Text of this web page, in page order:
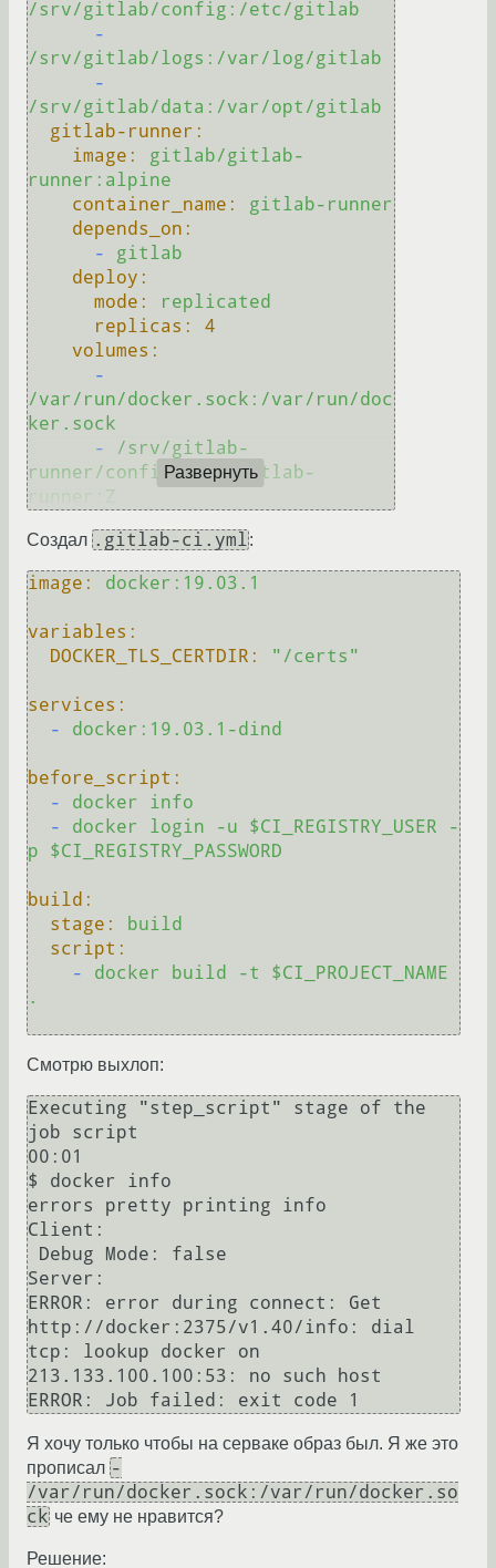
/srv/gitlab/config:/etc/gitlab
-
/srv/gitlab/logs:/var/log/gitlab
-
/srv/gitlab/data:/var/opt/gitlab
gitlab-runner:
image:
gitlab/gitlab-
runner:alpine
container_name:
gitlab-runner
depends_on:
-
gitlab
deploy:
mode:
replicated
replicas:
4
volumes:
-
/var/run/docker.sock:/var/run/doc
ker.sock
-
/srv/gitlab-
runner/config:/etc/gitlab-
runner:Z
Развернуть
Создал .gitlab-ci.yml:
image: docker:19.03.1
variables:
DOCKER_TLS_CERTDIR:
"/certs"
services:
-
docker:19.03.1-dind
before_script:
-
docker
info
-
docker login -u $CI_REGISTRY_USER
-
p
$CI_REGISTRY_PASSWORD
build:
stage:
build
script:
-
docker build -t
$CI_PROJECT_NAME
.
Смотрю выхлоп:
Executing "step_script" stage of the
job script
00:01
$ docker info
errors pretty printing info
Client:
Server:
ERROR: error during connect: Get
http://docker:2375/v1.40/info: dial
tcp: lookup docker on
213.133.100.100:53: no such host
Я хочу только чтобы на серваке образ был. Я же это
прописал -
/var/run/docker.sock:/var/run/docker.so
ck че ему не нравится?
Решение: